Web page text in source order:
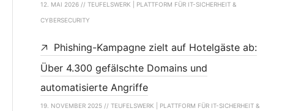
12. MAI 2026 // TEUFELSWERK | PLATTFORM FÜR IT-SICHERHEIT &
CYBERSECURITY
Phishing-Kampagne zielt auf Hotelgäste ab:
Über 4.300 gefälschte Domains und
automatisierte Angriffe
19. NOVEMBER 2025 // TEUFELSWERK | PLATTFORM FÜR IT-SICHERHEIT &